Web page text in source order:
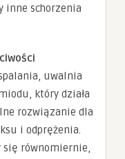
inne schorzenia
uwalnia
który działa
rozwiązanie dla
i odprężenia.
się równomiernie,